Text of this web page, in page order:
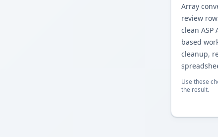
Array
review
clean ASP
based
cleanup,
Use these
the result.